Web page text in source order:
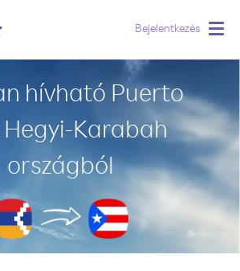
Bejelentkezés
hívható Puerto
Hegyi-Karabah
országból